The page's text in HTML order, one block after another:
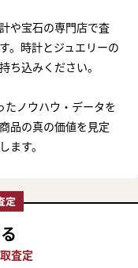
や宝石の専門店で査
。時計とジュエリーの
ち込みください。
ノウハウ・データを
品の真の価値を見定
ます。
査定